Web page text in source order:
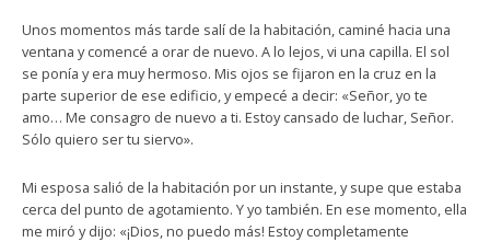
Unos momentos más tarde salí de la habitación, caminé hacia una
ventana y comencé a orar de nuevo. A lo lejos, vi una capilla. El sol
se ponía y era muy hermoso. Mis ojos se fijaron en la cruz en la
parte superior de ese edificio, y empecé a decir: «Señor, yo te
amo… Me consagro de nuevo a ti. Estoy cansado de luchar, Señor.
Sólo quiero ser tu siervo».
Mi esposa salió de la habitación por un instante, y supe que estaba
cerca del punto de agotamiento. Y yo también. En ese momento, ella
me miró y dijo: «¡Dios, no puedo más! Estoy completamente